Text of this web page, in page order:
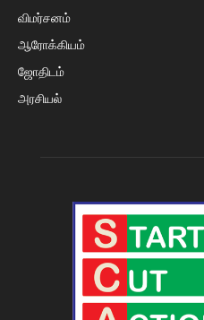
விமர்சனம்
ஆரோக்கியம்
ஜோதிடம்
அரசியல்